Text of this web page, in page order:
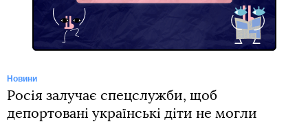
Новини
Росія залучає спецслужби, щоб
депортовані українські діти не могли